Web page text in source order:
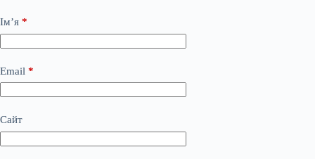
Ім’я *
Email *
Сайт